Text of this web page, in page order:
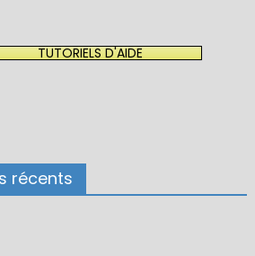
TUTORIELS D'AIDE
récents